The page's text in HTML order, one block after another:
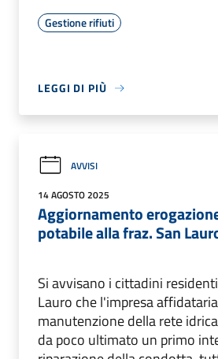
Gestione rifiuti
LEGGI DI PIÙ
AVVISI
14 AGOSTO 2025
Aggiornamento
potabile alla fraz. San
Si avvisano i cittadini
Lauro che l'impresa
manutenzione della rete
da poco ultimato un primo